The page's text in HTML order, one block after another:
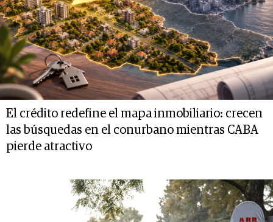
El crédito redefine el mapa inmobiliario: crecen
las búsquedas en el conurbano mientras CABA
pierde atractivo